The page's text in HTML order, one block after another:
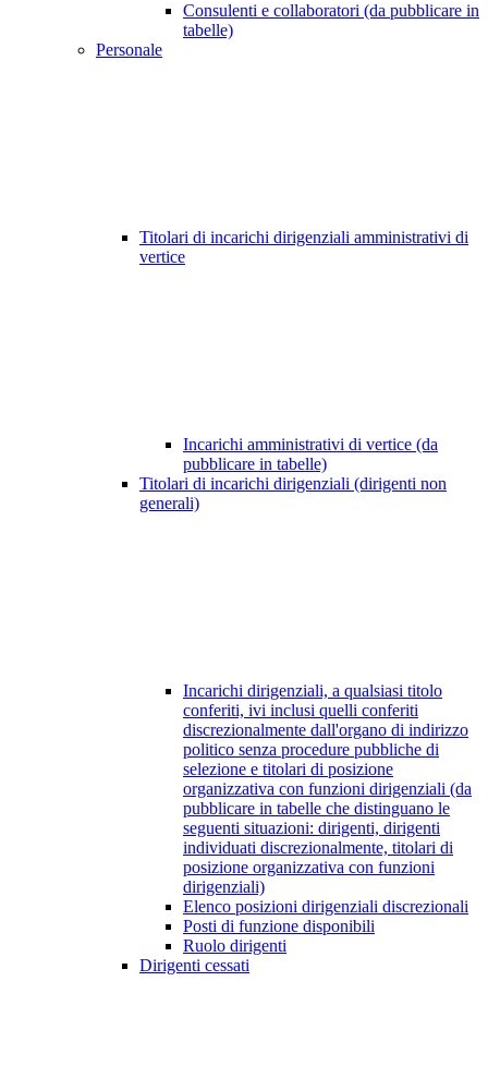
Consulenti e collaboratori (da pubblicare in
tabelle)
Personale
Titolari di incarichi dirigenziali amministrativi di
vertice
Incarichi amministrativi di vertice (da
pubblicare in tabelle)
Titolari di incarichi dirigenziali (dirigenti non
generali)
Incarichi dirigenziali, a qualsiasi titolo
conferiti, ivi inclusi quelli conferiti
discrezionalmente dall'organo di indirizzo
politico senza procedure pubbliche di
selezione e titolari di posizione
organizzativa con funzioni dirigenziali (da
pubblicare in tabelle che distinguano le
seguenti situazioni: dirigenti, dirigenti
individuati discrezionalmente, titolari di
posizione organizzativa con funzioni
dirigenziali)
Elenco posizioni dirigenziali discrezionali
Posti di funzione disponibili
Ruolo dirigenti
Dirigenti cessati